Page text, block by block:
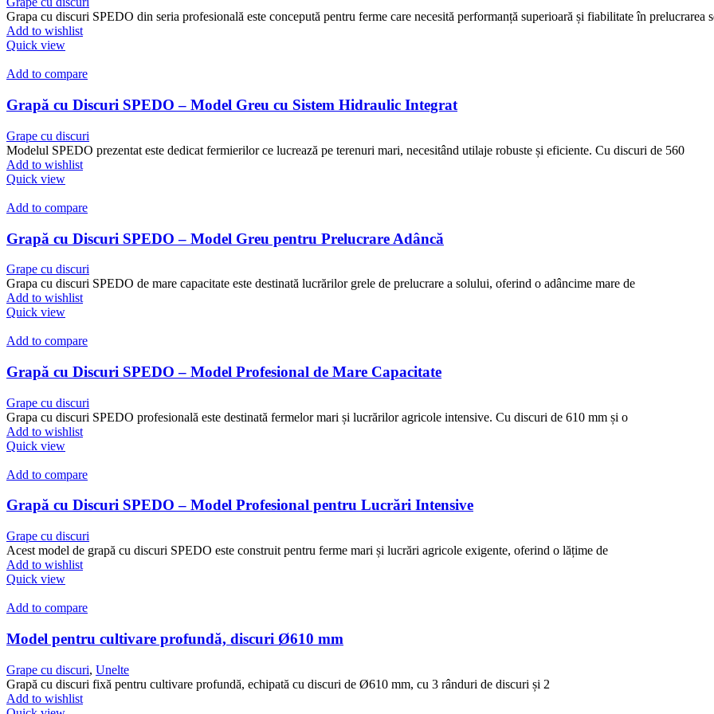
Grapa cu discuri SPEDO din seria profesională este concepută pentru ferme care necesită performanță superioară și fiabilitate în prelucrarea
Add to wishlist
Quick view
Add to compare
Grapă cu Discuri SPEDO – Model Greu cu Sistem Hidraulic Integrat
Grape cu discuri
Modelul SPEDO prezentat este dedicat fermierilor ce lucrează pe terenuri mari, necesitând utilaje robuste și eficiente. Cu discuri de 560
Add to wishlist
Quick view
Add to compare
Grapă cu Discuri SPEDO – Model Greu pentru Prelucrare Adâncă
Grape cu discuri
Grapa cu discuri SPEDO de mare capacitate este destinată lucrărilor grele de prelucrare a solului, oferind o adâncime mare de
Add to wishlist
Quick view
Add to compare
Grapă cu Discuri SPEDO – Model Profesional de Mare Capacitate
Grape cu discuri
Grapa cu discuri SPEDO profesională este destinată fermelor mari și lucrărilor agricole intensive. Cu discuri de 610 mm și o
Add to wishlist
Quick view
Add to compare
Grapă cu Discuri SPEDO – Model Profesional pentru Lucrări Intensive
Grape cu discuri
Acest model de grapă cu discuri SPEDO este construit pentru ferme mari și lucrări agricole exigente, oferind o lățime de
Add to wishlist
Quick view
Add to compare
Model pentru cultivare profundă, discuri Ø610 mm
Grape cu discuri, Unelte
Grapă cu discuri fixă pentru cultivare profundă, echipată cu discuri de Ø610 mm, cu 3 rânduri de discuri și 2
Add to wishlist